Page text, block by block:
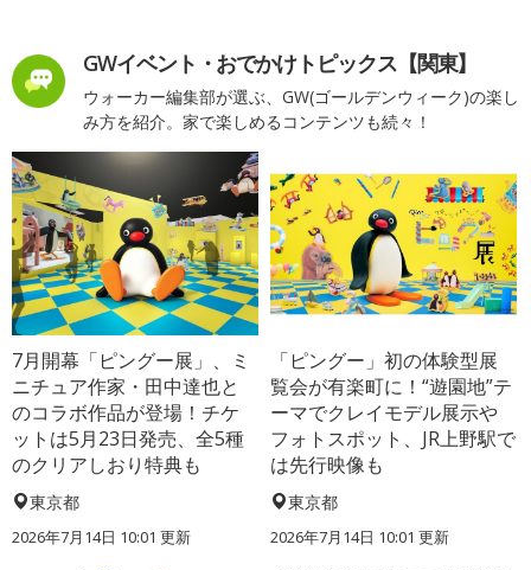
GWイベント・おでかけトピックス【関東】
ウォーカー編集部が選ぶ、GW(ゴールデンウィーク)の楽し
み方を紹介。家で楽しめるコンテンツも続々！
7月開幕「ピングー展」、ミ
ニチュア作家・田中達也と
のコラボ作品が登場！チケ
ットは5月23日発売、全5種
のクリアしおり特典も
東京都
2026年7月14日 10:01 更新
「ピングー」初の体験型展
覧会が有楽町に！“遊園地”テ
ーマでクレイモデル展示や
フォトスポット、JR上野駅で
は先行映像も
東京都
2026年7月14日 10:01 更新